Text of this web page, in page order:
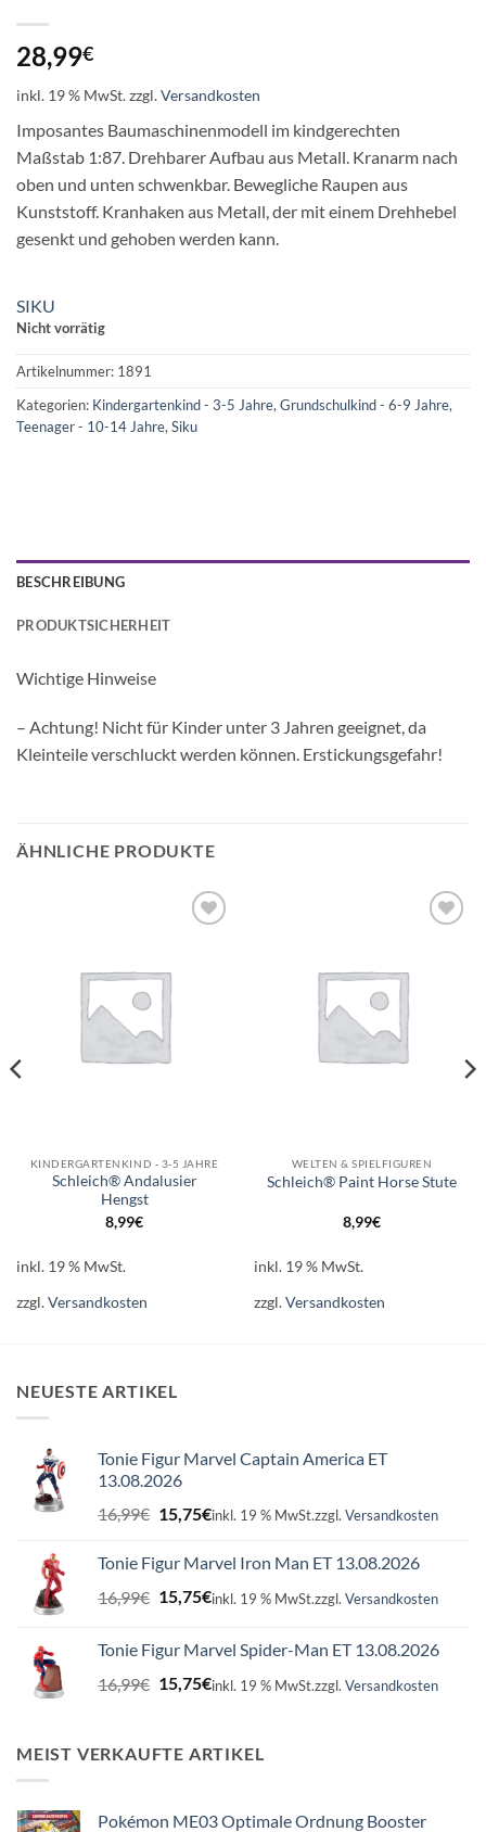
28,99€
inkl. 19 % MwSt.zzgl.Versandkosten
Imposantes Baumaschinenmodell im kindgerechten
Maßstab 1:87. Drehbarer Aufbau aus Metall. Kranarm nach
oben und unten schwenkbar. Bewegliche Raupen aus
Kunststoff. Kranhaken aus Metall, der mit einem Drehhebel
gesenkt und gehoben werden kann.
SIKU
Nicht vorrätig
Artikelnummer: 1891
Kategorien: Kindergartenkind - 3-5 Jahre, Grundschulkind - 6-9 Jahre,
Teenager - 10-14 Jahre, Siku
BESCHREIBUNG
PRODUKTSICHERHEIT
Wichtige Hinweise
– Achtung! Nicht für Kinder unter 3 Jahren geeignet, da
Kleinteile verschluckt werden können. Erstickungsgefahr!
ÄHNLICHE PRODUKTE
KINDERGARTENKIND - 3-5 JAHRE
Schleich® Andalusier
Hengst
8,99€
inkl. 19 % MwSt.
zzgl.Versandkosten
WELTEN & SPIELFIGUREN
Schleich® Paint Horse Stute
8,99€
inkl. 19 % MwSt.
zzgl.Versandkosten
NEUESTE ARTIKEL
Tonie Figur Marvel Captain America ET
13.08.2026
16,99€ Ursprünglicher
Preis
16,99€
15,75€Aktueller
15,75€.
inkl. 19 % MwSt.zzgl. Versandkosten
Tonie Figur Marvel Iron Man ET 13.08.2026
16,99€ Ursprünglicher
16,99€
15,75€Aktueller
15,75€.
inkl. 19 % MwSt.zzgl. Versandkosten
Tonie Figur Marvel Spider-Man ET 13.08.2026
16,99€ Ursprünglicher
16,99€
15,75€Aktueller
15,75€.
inkl. 19 % MwSt.zzgl. Versandkosten
MEIST VERKAUFTE ARTIKEL
Pokémon ME03 Optimale Ordnung Booster